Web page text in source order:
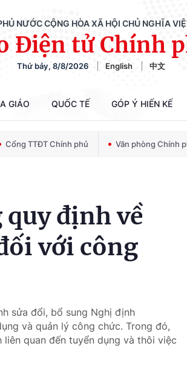
NƯỚC CỘNG HÒA XÃ HỘI CHỦ NGHĨA
Điện tử Chính
Thứ bảy, 8/8/2026 English 中文
GIÁO QUỐC TẾ GÓP Ý HIẾN KẾ
Cổng TTĐT Chính phủ Văn phòng Chính
quy định về
với công
sửa đổi, bổ sung Nghị định
và quản lý công chức. Trong đó,
quan đến tuyển dụng và thôi việc